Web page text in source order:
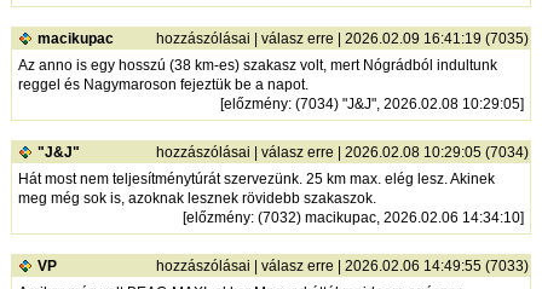
macikupac hozzászólásai |válasz erre | 2026.02.09 16:41:19 (7035)
Az anno is egy hosszú (38 km-es) szakasz volt, mert Nógrádból indultunk
reggel és Nagymaroson fejeztük be a napot.
[előzmény: (7034) "J&J", 2026.02.08 10:29:05]
"J&J" hozzászólásai |válasz erre | 2026.02.08 10:29:05 (7034)
Hát most nem teljesítménytúrát szervezünk. 25 km max. elég lesz. Akinek
meg még sok is, azoknak lesznek rövidebb szakaszok.
[előzmény: (7032) macikupac, 2026.02.06 14:34:10]
VP hozzászólásai |válasz erre | 2026.02.06 14:49:55 (7033)